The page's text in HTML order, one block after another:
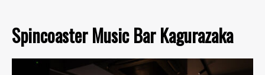
Spincoaster Music Bar Kagurazaka